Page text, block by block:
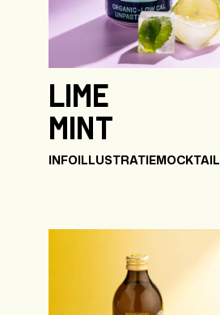
Lime
Mint
INFOILLUSTRATIEMOCKTAIL